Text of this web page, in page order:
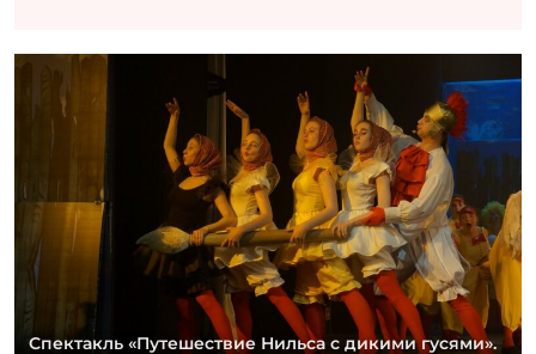
Спектакль «Путешествие Нильса с дикими гусями».